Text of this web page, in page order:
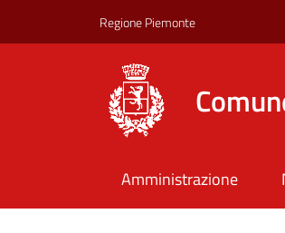
Regione Piemonte
Amministrazione